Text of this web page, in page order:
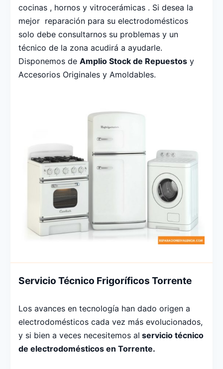
cocinas , hornos y vitrocerámicas . Si desea la
mejor reparación para su electrodomésticos
solo debe consultarnos su problemas y un
técnico de la zona acudirá a ayudarle.
Disponemos de Amplio Stock de Repuestos y
Accesorios Originales y Amoldables.
Servicio Técnico Frigoríficos Torrente
Los avances en tecnología han dado origen a
electrodomésticos cada vez más evolucionados,
y si bien a veces necesitemos al servicio técnico
de electrodomésticos en Torrente.